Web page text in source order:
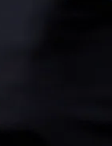
que "le iba a
Ver todos los